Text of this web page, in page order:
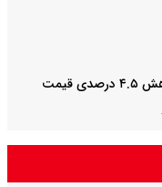
قیمت نفت امروز پنجشنبه ۱۵ مرداد ۱۴۰۵/ کاهش ۴.۵ درصدی قیمت
قیمت خودرو‌های ایران خودرو امروز پنجشنبه ۱۵ مرداد ۱۴۰۵/ پژو ۲۰۷، تارا